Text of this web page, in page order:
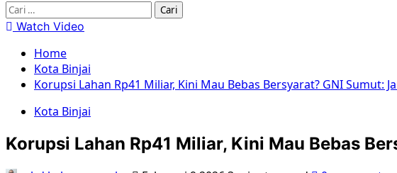
Cari
untuk:
Watch Video
Home
Kota Binjai
Korupsi Lahan Rp41 Miliar, Kini Mau Bebas Bersyarat? GNI Sumut:
Kota Binjai
Korupsi Lahan Rp41 Miliar, Kini Mau Bebas